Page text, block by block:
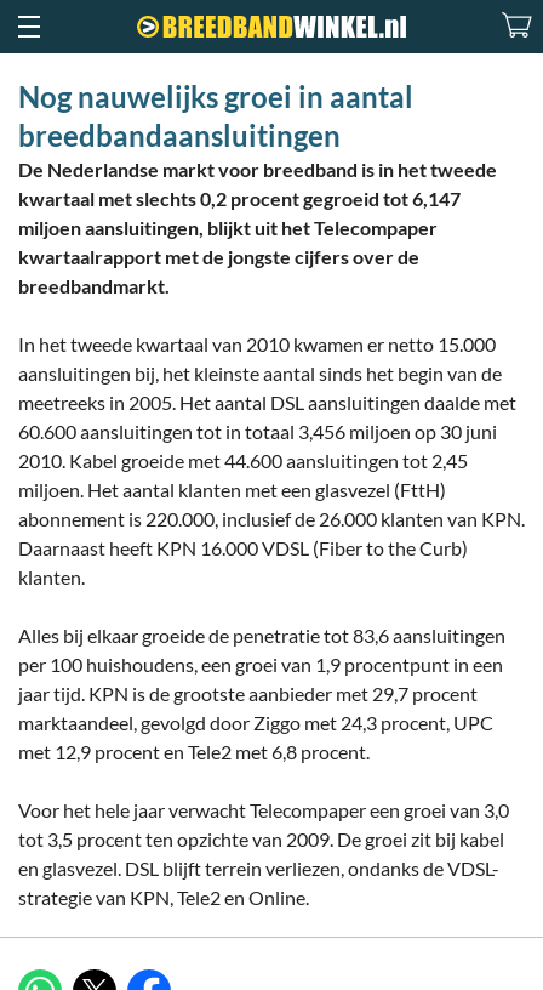
Nog nauwelijks groei in aantal
breedbandaansluitingen
De Nederlandse markt voor breedband is in het tweede
kwartaal met slechts 0,2 procent gegroeid tot 6,147
miljoen aansluitingen, blijkt uit het Telecompaper
kwartaalrapport met de jongste cijfers over de
breedbandmarkt.
In het tweede kwartaal van 2010 kwamen er netto 15.000
aansluitingen bij, het kleinste aantal sinds het begin van de
meetreeks in 2005. Het aantal DSL aansluitingen daalde met
60.600 aansluitingen tot in totaal 3,456 miljoen op 30 juni
2010. Kabel groeide met 44.600 aansluitingen tot 2,45
miljoen. Het aantal klanten met een glasvezel (FttH)
abonnement is 220.000, inclusief de 26.000 klanten van KPN.
Daarnaast heeft KPN 16.000 VDSL (Fiber to the Curb)
klanten.
Alles bij elkaar groeide de penetratie tot 83,6 aansluitingen
per 100 huishoudens, een groei van 1,9 procentpunt in een
jaar tijd. KPN is de grootste aanbieder met 29,7 procent
marktaandeel, gevolgd door Ziggo met 24,3 procent, UPC
met 12,9 procent en Tele2 met 6,8 procent.
Voor het hele jaar verwacht Telecompaper een groei van 3,0
tot 3,5 procent ten opzichte van 2009. De groei zit bij kabel
en glasvezel. DSL blijft terrein verliezen, ondanks de VDSL-
strategie van KPN, Tele2 en Online.